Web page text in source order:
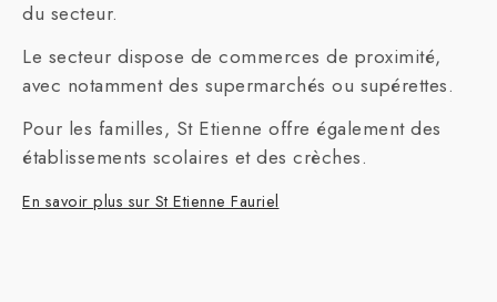
du secteur.
Le secteur dispose de commerces de proximité,
avec notamment des supermarchés ou supérettes.
Pour les familles, St Etienne offre également des
établissements scolaires et des crèches.
En savoir plus sur St Etienne Fauriel